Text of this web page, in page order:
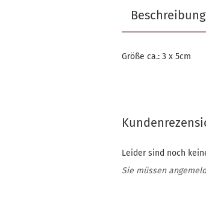
Beschreibung
Größe ca.: 3 x 5cm
Leider sind noch
Sie müssen